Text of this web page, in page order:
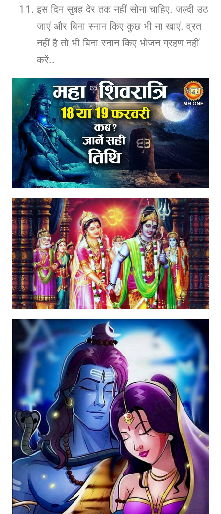
इस दिन सुबह देर तक नहीं सोना चाहिए. जल्दी उठ
जाएं और बिना स्नान किए कुछ भी ना खाएं. व्रत
नहीं है तो भी बिना स्नान किए भोजन ग्रहण नहीं
करें..